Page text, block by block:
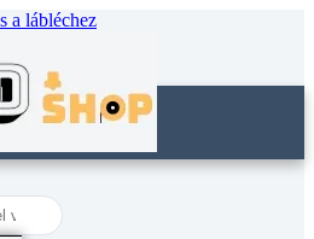
a lábléchez